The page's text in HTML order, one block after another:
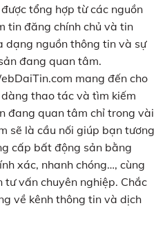
tổng hợp từ các nguồn
tin đăng chính chủ và tin
dạng nguồn thông tin và sự
đang quan tâm.
mang đến cho
thao tác và tìm kiếm
đang quan tâm chỉ trong vài
sẽ là cầu nối giúp bạn tương
cấp bất động sản bằng
xác, nhanh chóng…, cùng
vấn chuyên nghiệp. Chắc
về kênh thông tin và dịch